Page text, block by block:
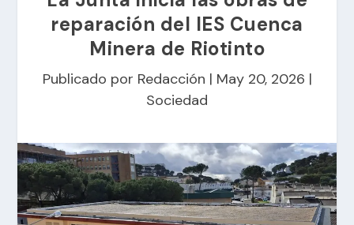
reparación del IES Cuenca
Minera de Riotinto
Publicado por Redacción | May 20, 2026 |
Sociedad